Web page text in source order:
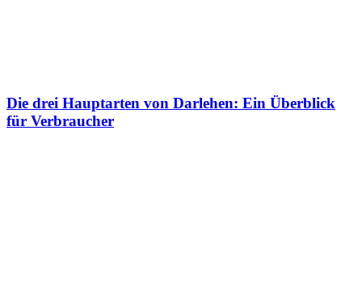
Die drei Hauptarten von Darlehen: Ein Überblick
für Verbraucher